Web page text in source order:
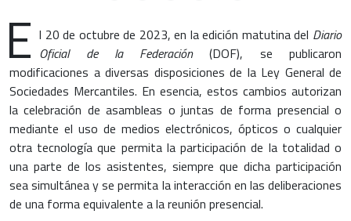
E l 20 de octubre de 2023, en la edición matutina del Diario
Oficial de la Federación(DOF), se publicaron
modificaciones a diversas disposiciones de la Ley General de
Sociedades Mercantiles. En esencia, estos cambios autorizan
la celebración de asambleas o juntas de forma presencial o
mediante el uso de medios electrónicos, ópticos o cualquier
otra tecnología que permita la participación de la totalidad o
una parte de los asistentes, siempre que dicha participación
sea simultánea y se permita la interacción en las deliberaciones
de una forma equivalente a la reunión presencial.